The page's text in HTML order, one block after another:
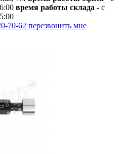
время работы склада - с
70-62 перезвонить мне